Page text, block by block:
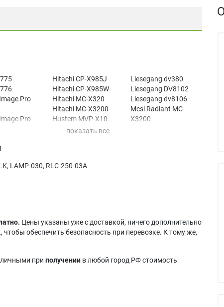
Pro
Pro
985
X980J
Hitachi CP-X985J
Hitachi CP-X985W
Hitachi MC-X320
Hitachi MC-X3200
Hustem MVP-X10
Hustem MVP-X20
Hustem SRP-3200
Liesegang dv380
Liesegang DV8102
Liesegang dv8106
Mcsi Radiant MC-
X3200
LAMP-030, RLC-250-03A
Цены указаны уже с доставкой, ничего дополнительно
обеспечить безопасность при перевозке. К тому же,
при получении в любой город РФ стоимость